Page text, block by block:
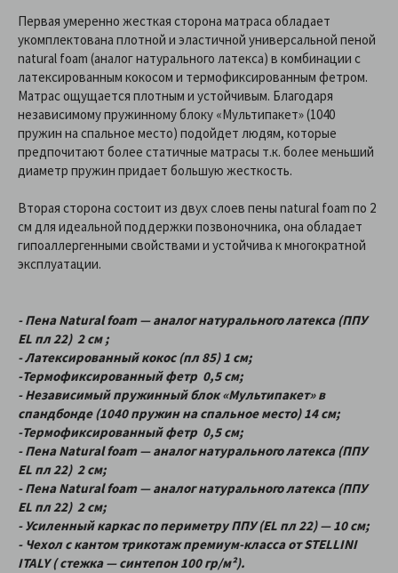
Первая умеренно жесткая сторона матраса обладает
укомплектована плотной и эластичной универсальной пеной
natural foam (аналог натурального латекса) в комбинации с
латексированным кокосом и термофиксированным фетром.
Матрас ощущается плотным и устойчивым. Благодаря
независимому пружинному блоку «Мультипакет» (1040
пружин на спальное место) подойдет людям, которые
предпочитают более статичные матрасы т.к. более меньший
диаметр пружин придает большую жесткость.
Вторая сторона состоит из двух слоев пены natural foam по 2
см для идеальной поддержки позвоночника, она обладает
гипоаллергенными свойствами и устойчива к многократной
эксплуатации.
- Пена Natural foam — аналог натурального латекса (ППУ
EL пл 22) 2 см ;
- Латексированный кокос (пл 85) 1 см;
-Термофиксированный фетр 0,5 см;
- Независимый пружинный блок «Мультипакет» в
спандбонде (1040 пружин на спальное место) 14 см;
-Термофиксированный фетр 0,5 см;
- Пена Natural foam — аналог натурального латекса (ППУ
EL пл 22) 2 см;
- Пена Natural foam — аналог натурального латекса (ППУ
EL пл 22) 2 см;
- Усиленный каркас по периметру ППУ (EL пл 22) — 10 см;
- Чехол с кантом трикотаж премиум-класса от STELLINI
ITALY ( стежка — синтепон 100 гр/м²).